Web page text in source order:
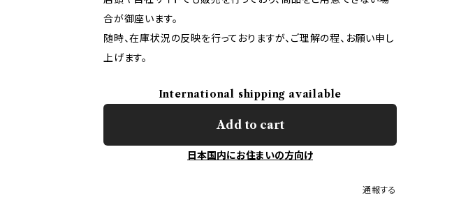
合が御座います。
随時、在庫状況の反映を行っておりますが、ご理解の程、お願い申し
上げます。
International shipping available
Add to cart
日本国内にお住まいの方向け
通報する